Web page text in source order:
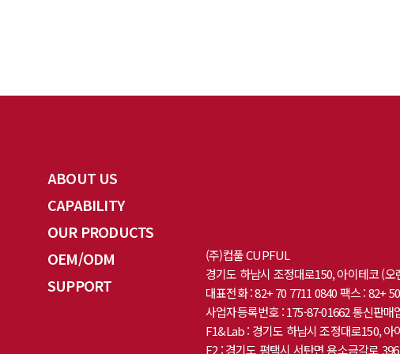
ABOUT US
CAPABILITY
OUR PRODUCTS
OEM/ODM
SUPPORT
(주)컵풀 CUPFUL
경기도 하남시 조정대로150, 아이테코 (오
대표전화 : 82+ 70 7711 0840팩스 : 82+
사업자등록번호 : 175-87-01662통신판매
F1&Lab : 경기도 하남시 조정대로150, 아
F2 : 경기도 평택시 서탄면 용소금각로 396